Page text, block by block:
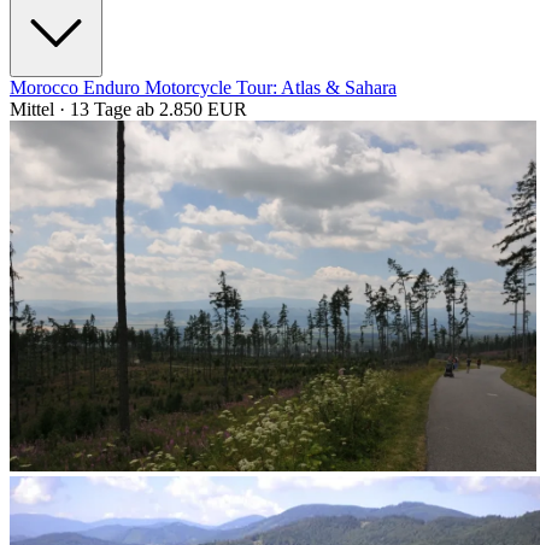
Morocco Enduro Motorcycle Tour: Atlas & Sahara
Mittel · 13 Tage ab 2.850 EUR